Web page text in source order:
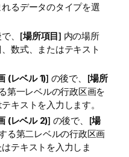
るデータのタイプを選
、[場所項目] 内の場所
数式、またはテキスト
(レベル 1)] の後で、[場所
第一レベルの行政区画を
キストを入力します。
(レベル 2)] の後で、[場
る第二レベルの行政区画
テキストを入力しま